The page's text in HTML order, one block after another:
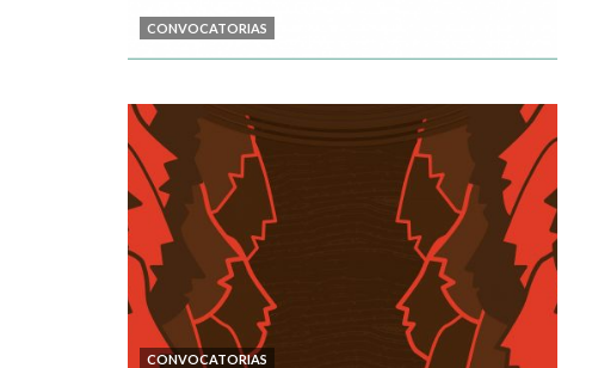
CONVOCATORIAS
CONVOCATORIAS